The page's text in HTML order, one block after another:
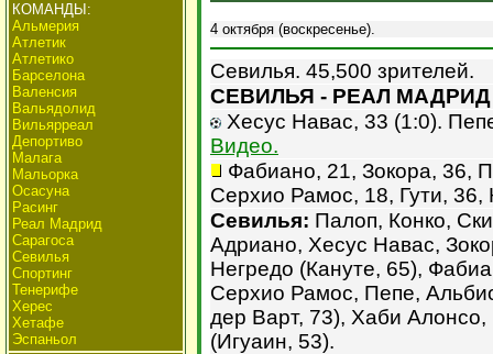
КОМАНДЫ:
Альмерия
Атлетик
Атлетико
Барселона
Валенсия
Вальядолид
Вильярреал
Депортиво
Малага
Мальорка
Осасуна
Расинг
Реал Мадрид
Сарагоса
Севилья
Спортинг
Тенерифе
Херес
Хетафе
Эспаньол
4 октября (воскресенье).
Севилья. 45,500 зрителей.
СЕВИЛЬЯ - РЕАЛ МАДРИД
Хесус Навас, 33 (1:0).
Видео.
Фабиано, 21, Зокора, 36,
Серхио Рамос, 18, Гути,
Севилья: Палоп, Конко,
Адриано, Хесус Навас,
Негредо (Кануте, 65),
Серхио Рамос, Пепе,
дер Варт, 73), Хаби Алонсо,
(Игуаин, 53).